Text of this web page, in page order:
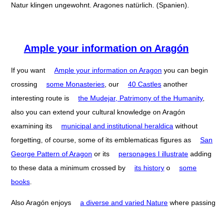
Natur klingen ungewohnt. Aragones natürlich. (Spanien).
Ample your information on Aragón
If you want Ample your information on Aragon you can begin
crossing
some Monasteries , our 40 Castles another
interesting route is
the Mudejar, Patrimony of the Humanity,
also you can extend your cultural knowledge on Aragón
examining its
municipal and institutional heraldica without
forgetting, of course, some of its emblematicas figures as
San
George Pattern of Aragon or its personages I illustrate adding
to these data a minimum crossed by
its history o
some
books
Also Aragón enjoys a diverse and varied Nature where passing